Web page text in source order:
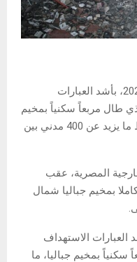
أدانت مصر، اليوم الثلاثاء 31 أكتوبر2023، بأشد العبارات
طال مربعاً سكنياً بمخيم
جباليا (في غزة)، ما أسفر عن سقوط ما يزيد عن 400 مدني بين
المصرية، عقب
بمخيم جباليا شمال
العبارات الاستهداف
سكنياً بمخيم جباليا، ما